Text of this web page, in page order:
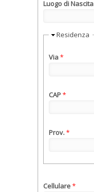
Luogo di Nascita
Nascondi
Residenza
Via*
CAP*
Prov.*
Cellulare*